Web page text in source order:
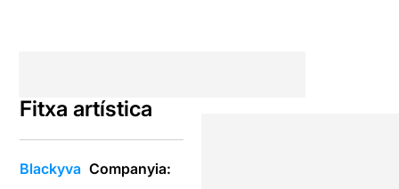
Fitxa artística
Blackyva Companyia: